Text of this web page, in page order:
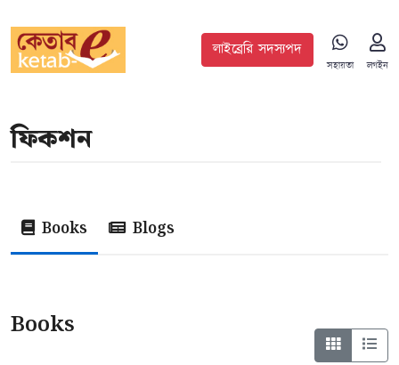
লাইব্রেরি সদস্যপদ
সহায়তা লগইন
ফিকশন
Books Blogs
Books